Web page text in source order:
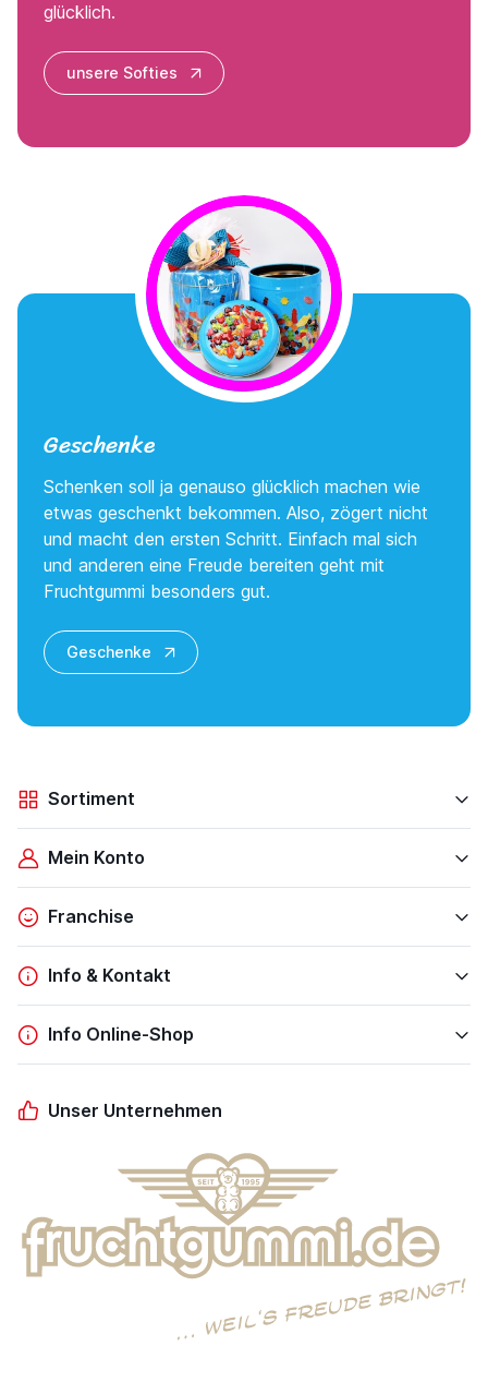
glücklich.
unsere Softies
Geschenke
Schenken soll ja genauso glücklich machen wie
etwas geschenkt bekommen. Also, zögert nicht
und macht den ersten Schritt. Einfach mal sich
und anderen eine Freude bereiten geht mit
Fruchtgummi besonders gut.
Geschenke
Sortiment
Mein Konto
Franchise
Info & Kontakt
Info Online-Shop
Unser Unternehmen